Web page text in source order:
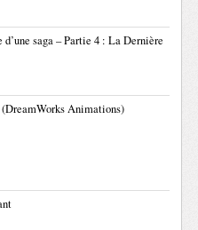
saga – Partie 4 : La Dernière
(DreamWorks Animations)